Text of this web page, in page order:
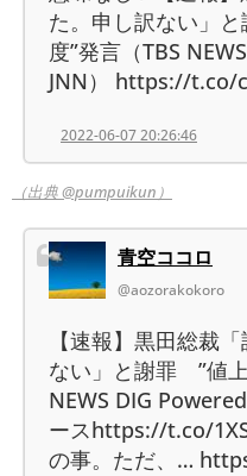
た。申し訳ない」
度”発言（TBS
JNN） https://t.co/
2022-06-07 20:26:46
（出典 @pumpuikun）
青空ココロ
@aozorakokoro
【速報】黒田総裁
ない」と謝罪 ”値
NEWS DIG
ースhttps://t.co/
の事。ただ、…